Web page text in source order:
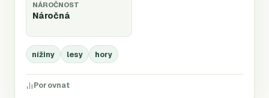
NÁROČNOST
Náročná
nížiny lesy hory
Porovnat